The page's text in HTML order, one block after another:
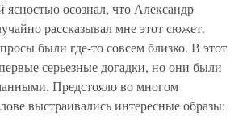
ясностью осознал, что Александр
рассказывал мне этот сюжет.
были где-то совсем близко. В этот
серьезные догадки, но они были
Предстояло во многом
выстраивались интересные образы: